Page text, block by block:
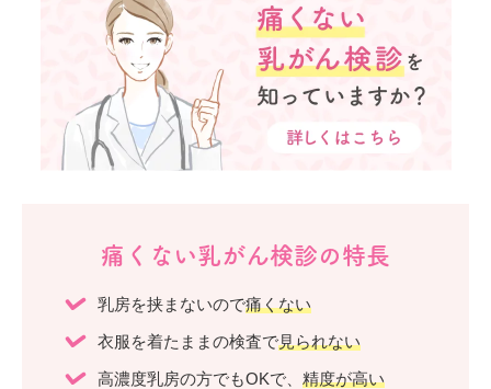
痛くない乳がん検診の特長
乳房を挟まないので痛くない
衣服を着たままの検査で見られない
高濃度乳房の方でもOKで、 精度が高い